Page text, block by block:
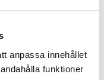
anpassa innehållet
funktioner
drivare som
Drivaren är
för möjlighet till